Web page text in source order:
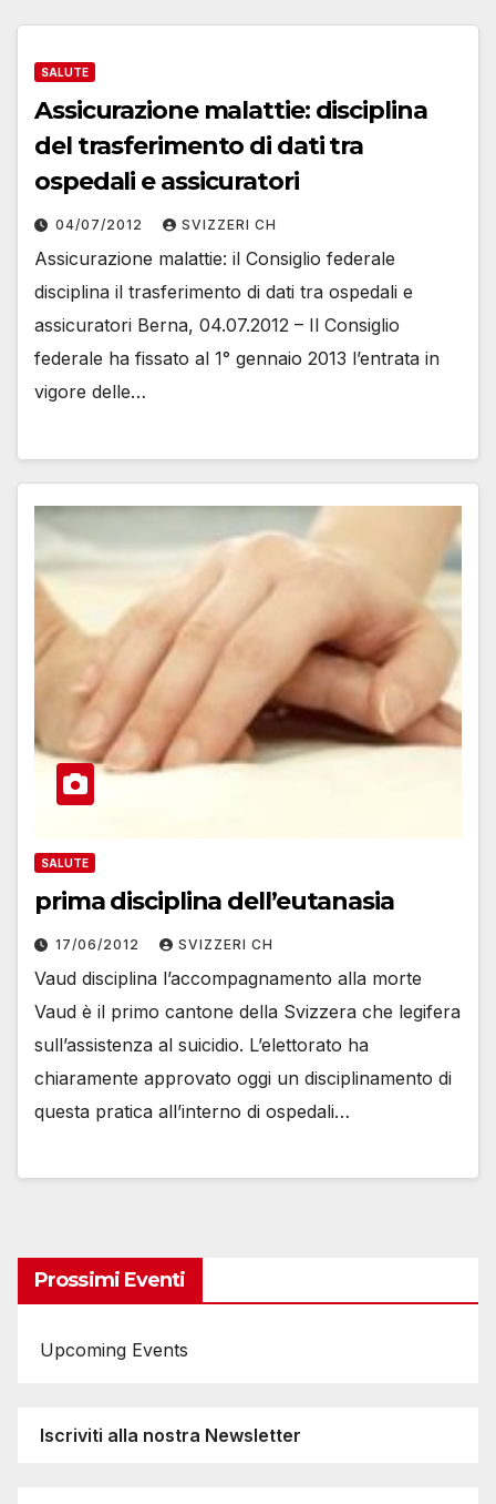
SALUTE
Assicurazione malattie: disciplina
del trasferimento di dati tra
ospedali e assicuratori
04/07/2012 SVIZZERI CH
Assicurazione malattie: il Consiglio federale
disciplina il trasferimento di dati tra ospedali e
assicuratori Berna, 04.07.2012 – Il Consiglio
federale ha fissato al 1° gennaio 2013 l’entrata in
vigore delle…
SALUTE
prima disciplina dell’eutanasia
17/06/2012 SVIZZERI CH
Vaud disciplina l’accompagnamento alla morte
Vaud è il primo cantone della Svizzera che legifera
sull’assistenza al suicidio. L’elettorato ha
chiaramente approvato oggi un disciplinamento di
questa pratica all’interno di ospedali…
Prossimi Eventi
Upcoming Events
Iscriviti alla nostra Newsletter